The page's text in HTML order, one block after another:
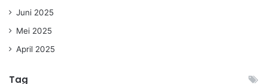
Juni 2025
Mei 2025
April 2025
Tag